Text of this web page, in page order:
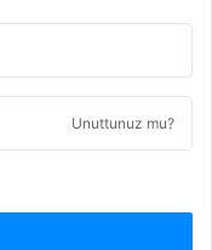
Unuttunuz mu?